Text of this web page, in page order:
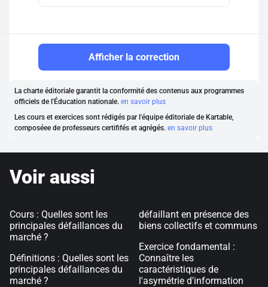
Afficher la correction
La charte éditoriale garantit la conformité des contenus aux programmes
officiels de l'Éducation nationale. en savoir plus
Les cours et exercices sont rédigés par l'équipe éditoriale de Kartable,
composéee de professeurs certififés et agrégés. en savoir plus
Voir aussi
Cours : Quelles sont les
principales défaillances du
marché ?
Définitions : Quelles sont les
principales défaillances du
marché ?
défaillant en présence des
biens collectifs et communs
Exercice fondamental :
Connaître les
caractéristiques de
l'asymétrie d'information